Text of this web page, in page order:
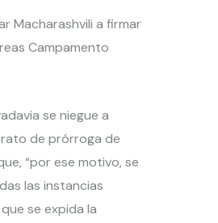
Macharashvili a firmar
Campamento
se niegue a
de prórroga de
“por ese motivo, se
las instancias
se expida la